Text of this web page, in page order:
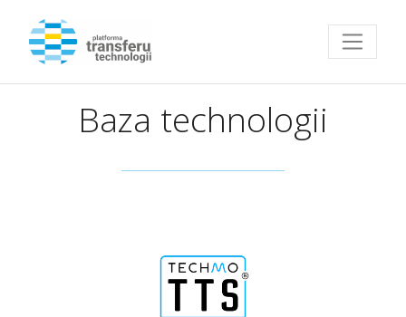
Przejdź do strony głównej
Baza technologii